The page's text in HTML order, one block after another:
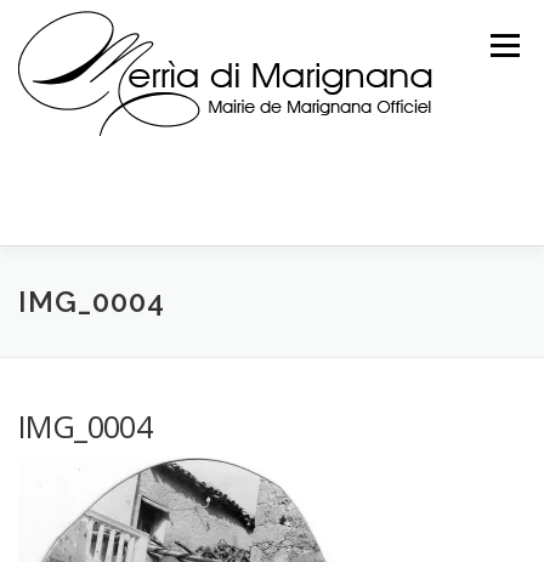
content
Menu
IMG_0004
IMG_0004